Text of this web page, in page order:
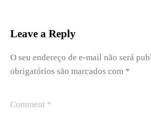
Leave a Reply
O seu endereço de e-mail não será
obrigatórios são marcados com *